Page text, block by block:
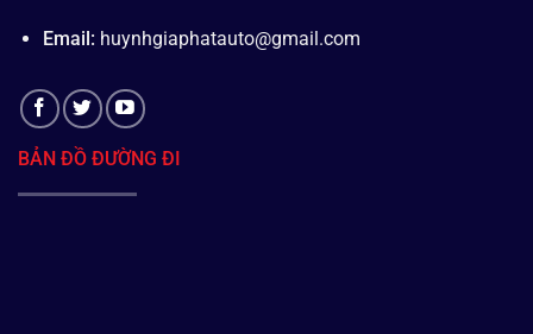
Email: huynhgiaphatauto@gmail.com
BẢN ĐỒ ĐƯỜNG ĐI